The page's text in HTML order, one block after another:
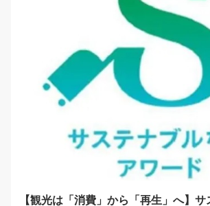
【観光は「消費」から「再生」へ】